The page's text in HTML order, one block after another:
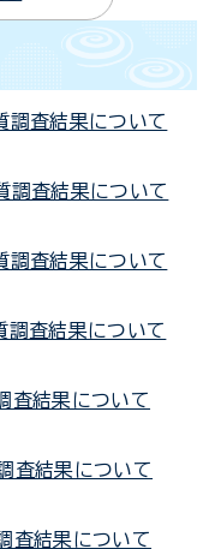
査結果について
査結果について
査結果について
査結果について
査結果について
査結果について
査結果について